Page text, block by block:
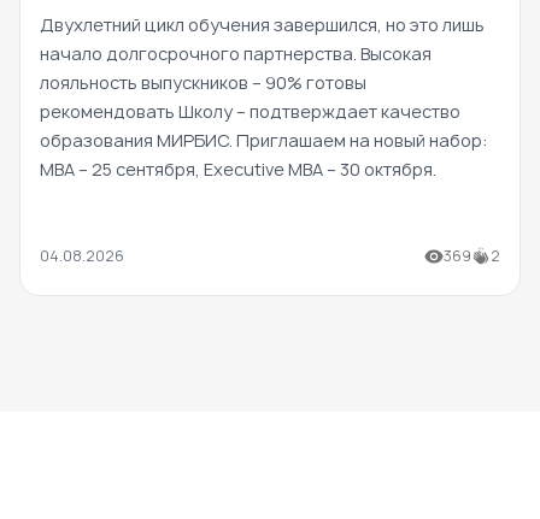
Двухлетний цикл обучения завершился, но это лишь
начало долгосрочного партнерства. Высокая
лояльность выпускников – 90% готовы
рекомендовать Школу – подтверждает качество
образования МИРБИС. Приглашаем на новый набор:
MBA – 25 сентября, Executive MBA – 30 октября.
04.08.2026 369 2